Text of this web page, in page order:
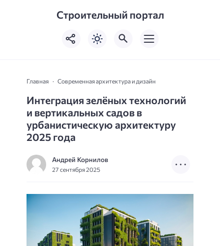
Строительный портал
Главная Современная архитектура и дизайн
Интеграция зелёных технологий
и вертикальных садов в
урбанистическую архитектуру
2025 года
Андрей Корнилов
27 сентября 2025